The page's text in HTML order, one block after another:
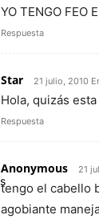
YO TENGO FEO
Respuesta
Star 21 julio, 2010
Hola, quizás
Respuesta
Anonymous 21
tengo el cabello
agobiante